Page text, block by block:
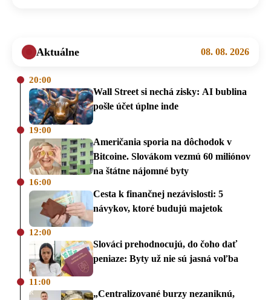
Aktuálne 08. 08. 2026
20:00
Wall Street si nechá zisky: AI bublina
pošle účet úplne inde
19:00
Američania sporia na dôchodok v
Bitcoine. Slovákom vezmú 60 miliónov
na štátne nájomné byty
16:00
Cesta k finančnej nezávislosti: 5
návykov, ktoré budujú majetok
12:00
Slováci prehodnocujú, do čoho dať
peniaze: Byty už nie sú jasná voľba
11:00
„Centralizované burzy nezaniknú,